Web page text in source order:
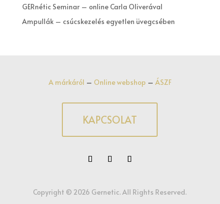
GERnétic Seminar – online Carla Oliverával
Ampullák – csúcskezelés egyetlen üvegcsében
A márkáról – Online webshop – ÁSZF
KAPCSOLAT
Copyright © 2026 Gernetic. All Rights Reserved.